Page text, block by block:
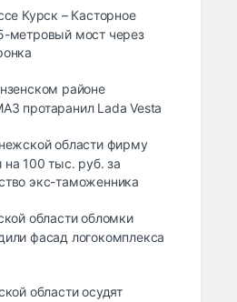
Курск – Касторное
метровый мост через
районе
протаранил Lada Vesta
области фирму
100 тыс. руб. за
экс-таможенника
области обломки
фасад логокомплекса
области осудят